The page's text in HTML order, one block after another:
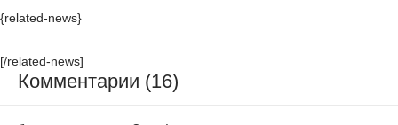
{related-news}
[/related-news]
Комментарии (16)